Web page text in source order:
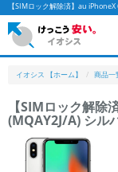
【SIMロック解除済】au
イオシス 【ホーム】 商品一
【SIMロック解
(MQAY2J/A) シル
かんたん